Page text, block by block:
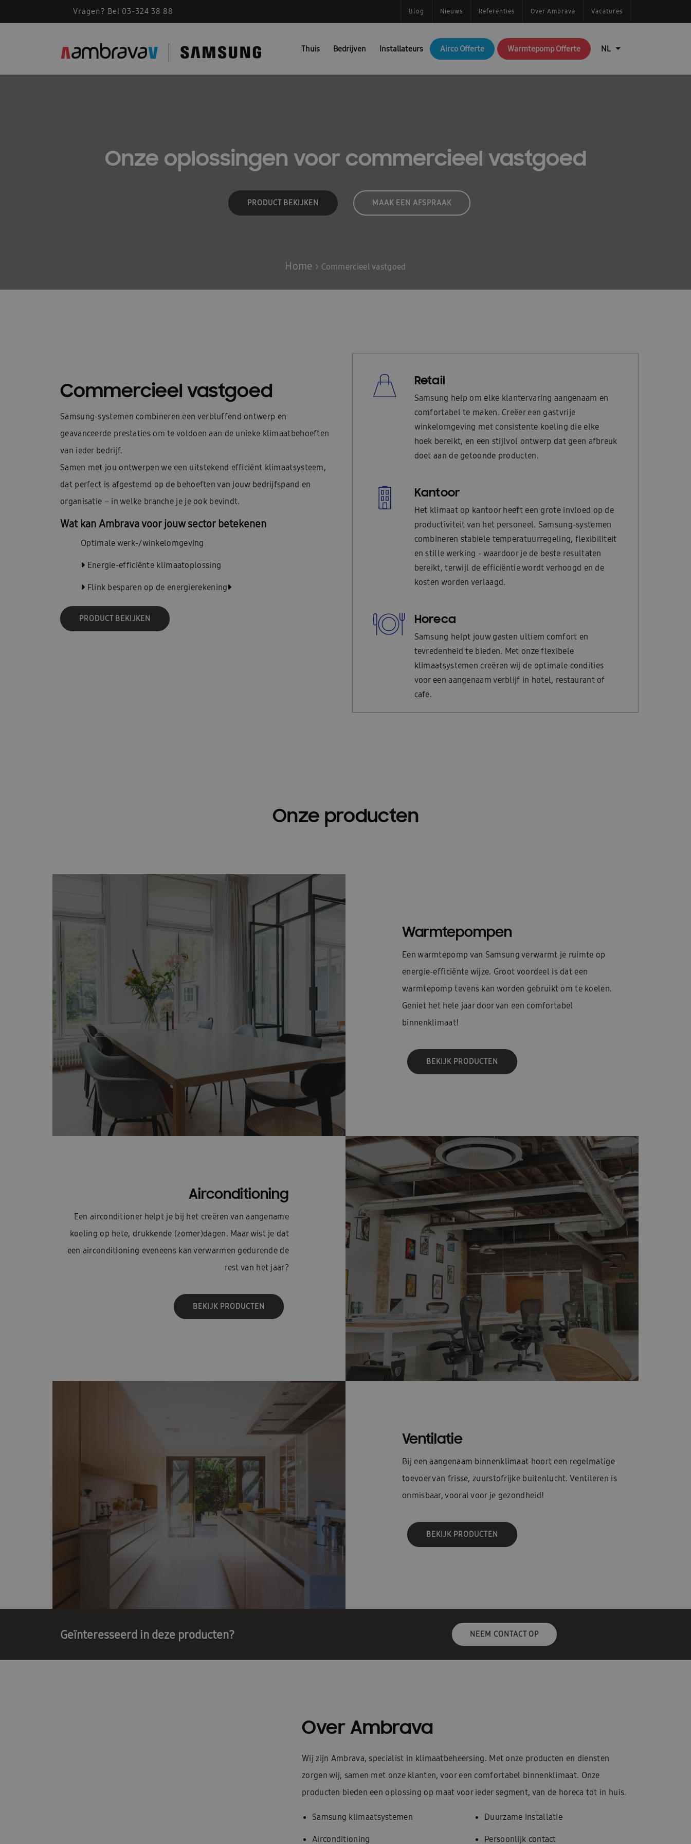
Vragen? Bel 03-324 38 88 Blog Nieuws Referenties Over Ambrava Vacatures
Thuis Bedrijven Installateurs Airco Offerte Warmtepomp Offerte
Onze oplossingen voor commercieel vastgoed
PRODUCT BEKIJKEN MAAK EEN AFSPRAAK
Home > Commercieel vastgoed
Commercieel vastgoed
Samsung-systemen combineren een verbluffend ontwerp en
geavanceerde prestaties om te voldoen aan de unieke klimaatbehoeften
van ieder bedrijf.
Samen met jou ontwerpen we een uitstekend efficiënt klimaatsysteem,
dat perfect is afgestemd op de behoeften van jouw bedrijfspand en
organisatie – in welke branche je je ook bevindt.
Wat kan Ambrava voor jouw sector betekenen
Optimale werk-/winkelomgeving
Energie-efficiënte klimaatoplossing
Flink besparen op de energierekening
PRODUCT BEKIJKEN
Retail
Samsung help om elke klantervaring aangenaam en
comfortabel te maken. Creëer een gastvrije
winkelomgeving met consistente koeling die elke
hoek bereikt, en een stijlvol ontwerp dat geen afbreuk
doet aan de getoonde producten.
Kantoor
Het klimaat op kantoor heeft een grote invloed op de
productiviteit van het personeel. Samsung-systemen
combineren stabiele temperatuurregeling, flexibiliteit
en stille werking - waardoor je de beste resultaten
bereikt, terwijl de efficiëntie wordt verhoogd en de
kosten worden verlaagd.
Horeca
Samsung helpt jouw gasten ultiem comfort en
tevredenheid te bieden. Met onze flexibele
klimaatsystemen creëren wij de optimale condities
voor een aangenaam verblijf in hotel, restaurant of
cafe.
Onze producten
Warmtepompen
Een warmtepomp van Samsung verwarmt je ruimte op
energie-efficiënte wijze. Groot voordeel is dat een
warmtepomp tevens kan worden gebruikt om te koelen.
Geniet het hele jaar door van een comfortabel
binnenklimaat!
BEKIJK PRODUCTEN
Airconditioning
Een airconditioner helpt je bij het creëren van aangename
koeling op hete, drukkende (zomer)dagen. Maar wist je dat
een airconditioning eveneens kan verwarmen gedurende de
rest van het jaar?
BEKIJK PRODUCTEN
Ventilatie
Bij een aangenaam binnenklimaat hoort een regelmatige
toevoer van frisse, zuurstofrijke buitenlucht. Ventileren is
onmisbaar, vooral voor je gezondheid!
BEKIJK PRODUCTEN
Geïnteresseerd in deze producten? NEEM CONTACT OP
Over Ambrava
Wij zijn Ambrava, specialist in klimaatbeheersing. Met onze producten en diensten
zorgen wij, samen met onze klanten, voor een comfortabel binnenklimaat. Onze
producten bieden een oplossing op maat voor ieder segment, van de horeca tot in huis.
Samsung klimaatsystemen
Airconditioning
Duurzame installatie
Persoonlijk contact